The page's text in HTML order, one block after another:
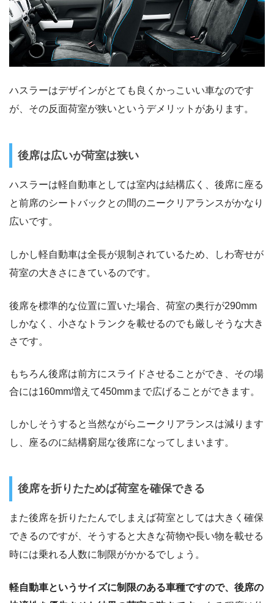
ハスラーはデザインがとても良くかっこいい車なのです
が、その反面荷室が狭いというデメリットがあります。
後席は広いが荷室は狭い
ハスラーは軽自動車としては室内は結構広く、後席に座る
と前席のシートバックとの間のニークリアランスがかなり
広いです。
しかし軽自動車は全長が規制されているため、しわ寄せが
荷室の大きさにきているのです。
後席を標準的な位置に置いた場合、荷室の奥行が290mm
しかなく、小さなトランクを載せるのでも厳しそうな大き
さです。
もちろん後席は前方にスライドさせることができ、その場
合には160mm増えて450mmまで広げることができます。
しかしそうすると当然ながらニークリアランスは減ります
し、座るのに結構窮屈な後席になってしまいます。
後席を折りたためば荷室を確保できる
また後席を折りたたんでしまえば荷室としては大きく確保
できるのですが、そうすると大きな荷物や長い物を載せる
時には乗れる人数に制限がかかるでしょう。
軽自動車というサイズに制限のある車種ですので、後席の